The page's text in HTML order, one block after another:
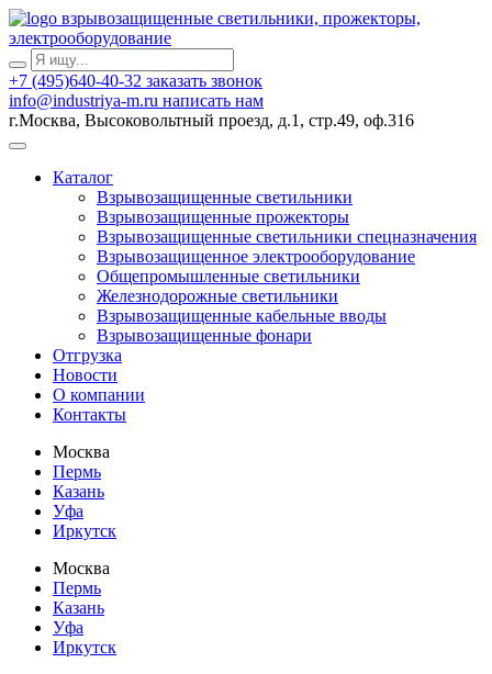
взрывозащищенные светильники, прожекторы,
электрооборудование
+7 (495)640-40-32 заказать звонок
info@industriya-m.ru написать нам
г.Москва, Высоковольтный проезд, д.1, стр.49, оф.316
Каталог
Взрывозащищенные светильники
Взрывозащищенные прожекторы
Взрывозащищенные светильники спецназначения
Взрывозащищенное электрооборудование
Общепромышленные светильники
Железнодорожные светильники
Взрывозащищенные кабельные вводы
Взрывозащищенные фонари
Отгрузка
Новости
О компании
Контакты
Москва
Пермь
Казань
Уфа
Иркутск
Москва
Пермь
Казань
Уфа
Иркутск